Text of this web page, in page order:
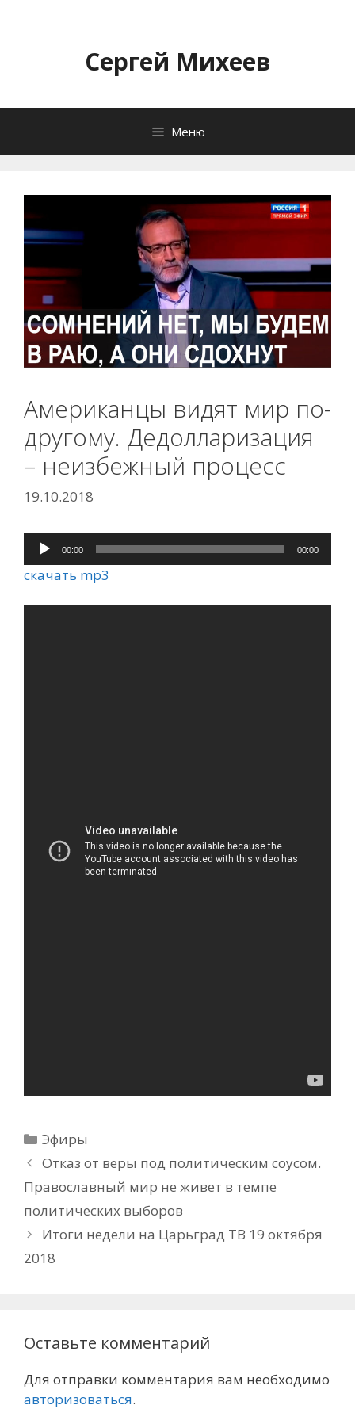
содержимомуСергей Михеев
Меню
Американцы видят мир по-
другому. Дедолларизация
– неизбежный процесс
19.10.2018
Аудиоплеер
00:00 00:00
скачать mp3
Рубрики
Эфиры
Отказ от веры под политическим соусом.
Православный мир не живет в темпе
политических выборов
Итоги недели на Царьград ТВ 19 октября
2018
Оставьте комментарий
Для отправки комментария вам необходимо
авторизоваться.